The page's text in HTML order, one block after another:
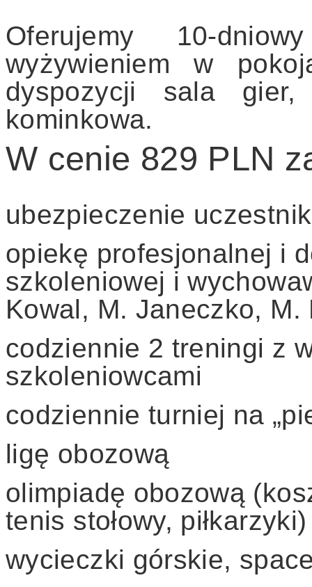
Oferujemy 10-
wyżywieniem w
dyspozycji sala
kominkowa.
W cenie 829 PLN
ubezpieczenie
opiekę profesjonalnej i
szkoleniowej i
Kowal, M. Janeczko,
codziennie 2 treningi z
szkoleniowcami
codziennie turniej na
ligę obozową
olimpiadę obozową
tenis stołowy, piłkarzyki)
wycieczki górskie,